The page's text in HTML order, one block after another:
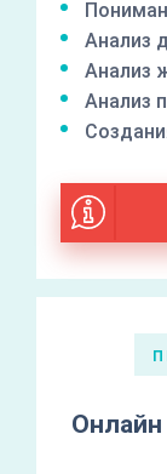
Анализ
Анализ
Анализ